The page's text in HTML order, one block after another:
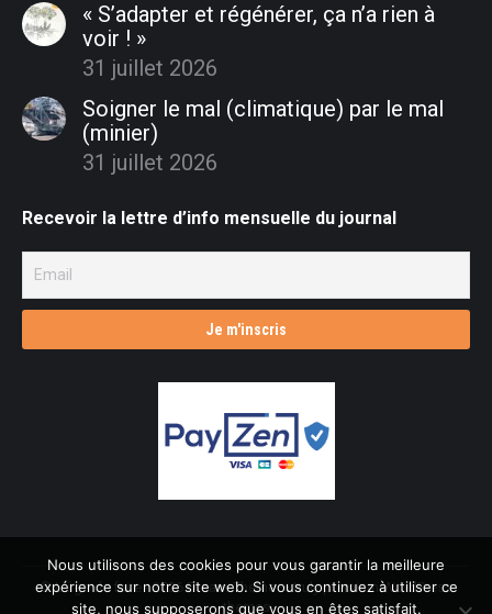
« S’adapter et régénérer, ça n’a rien à
voir ! »
31 juillet 2026
Soigner le mal (climatique) par le mal
(minier)
31 juillet 2026
Recevoir la lettre d’info mensuelle du journal
© L'âge de faire - 2026 Dream-Theme — trulypremium WordPress
themes
Nous utilisons des cookies pour vous garantir la meilleure
expérience sur notre site web. Si vous continuez à utiliser ce
site, nous supposerons que vous en êtes satisfait.